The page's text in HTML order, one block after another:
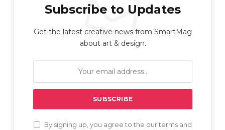
Subscribe to Updates
Get the latest creative news from SmartMag
about art & design.
By signing up, you agree to the our terms and